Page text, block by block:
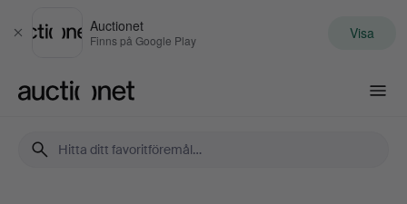
Stäng
Auctionet
Finns på Google Play Visa